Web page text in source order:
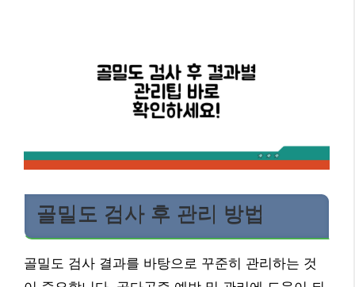
골밀도 검사 후 관리 방법
골밀도 검사 결과를 바탕으로 꾸준히 관리하는 것